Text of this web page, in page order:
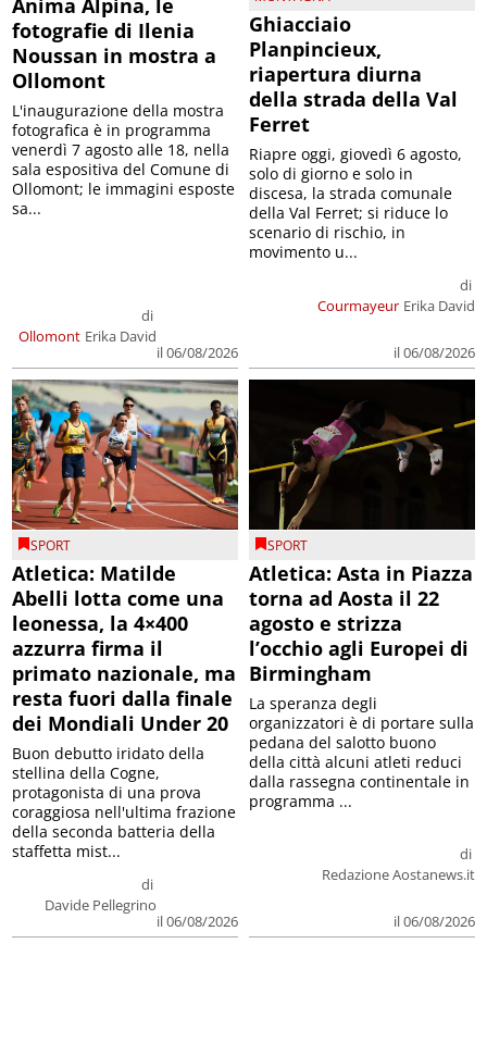
fotografie di Ilenia
Noussan in mostra a
Ollomont
Ollomont
di
Erika David
il 06/08/2026
L'inaugurazione della mostra
fotografica è in programma
venerdì 7 agosto alle 18, nella
sala espositiva del Comune di
Ollomont; le immagini esposte
sa...
Ghiacciaio
Planpincieux,
riapertura diurna
della strada della Val
Ferret
Courmayeur
di
Erika David
il 06/08/2026
Riapre oggi, giovedì 6 agosto,
solo di giorno e solo in
discesa, la strada comunale
della Val Ferret; si riduce lo
scenario di rischio, in
movimento u...
SPORT
Atletica: Matilde
Abelli lotta come una
leonessa, la 4×400
azzurra firma il
primato nazionale, ma
resta fuori dalla finale
dei Mondiali Under 20
di
Davide Pellegrino
il 06/08/2026
Buon debutto iridato della
stellina della Cogne,
protagonista di una prova
coraggiosa nell'ultima frazione
della seconda batteria della
staffetta mist...
SPORT
Atletica: Asta in Piazza
torna ad Aosta il 22
agosto e strizza
l’occhio agli Europei di
Birmingham
di
Redazione Aostanews.it
il 06/08/2026
La speranza degli
organizzatori è di portare sulla
pedana del salotto buono
della città alcuni atleti reduci
dalla rassegna continentale in
programma ...